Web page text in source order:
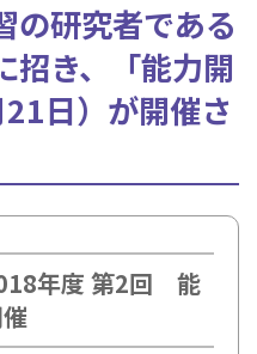
の研究者である
招き、「能力開
日）が開催さ
年度 第2回 能